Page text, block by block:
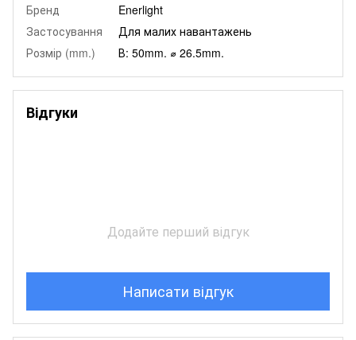
Бренд
Enerlight
Застосування
Для малих навантажень
Розмір (mm.)
В: 50mm. ⌀ 26.5mm.
Відгуки
Додайте перший відгук
Написати відгук